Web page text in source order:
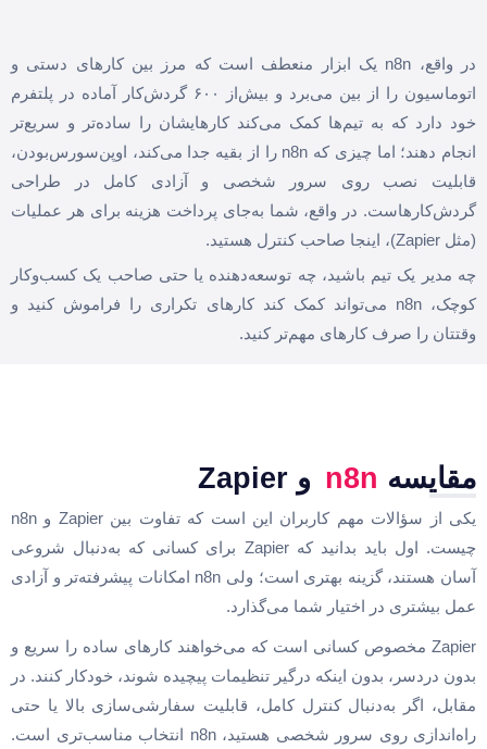
در واقع، n8n یک ابزار منعطف است که مرز بین کارهای دستی و
اتوماسیون را از بین می‌برد و بیش‌از ۶۰۰ گردش‌کار آماده در پلتفرم
خود دارد که به تیم‌ها کمک می‌کند کارهایشان را ساده‌تر و سریع‌تر
انجام دهند؛ اما چیزی که n8n را از بقیه جدا می‌کند، اوپن‌سورس‌بودن،
قابلیت نصب روی سرور شخصی و آزادی کامل در طراحی
گردش‌کارهاست. در واقع، شما به‌جای پرداخت هزینه برای هر عملیات
(مثل Zapier)، اینجا صاحب کنترل هستید.
چه مدیر یک تیم باشید، چه توسعه‌دهنده یا حتی صاحب یک کسب‌وکار
کوچک، n8n می‌تواند کمک کند کارهای تکراری را فراموش کنید و
وقتتان را صرف کارهای مهم‌تر کنید.
مقایسه n8n و Zapier
یکی از سؤالات مهم کاربران این است که تفاوت بین Zapier و n8n
چیست. اول باید بدانید که Zapier برای کسانی که به‌دنبال شروعی
آسان هستند، گزینه بهتری است؛ ولی n8n امکانات پیشرفته‌تر و آزادی
عمل بیشتری در اختیار شما می‌گذارد.
Zapier مخصوص کسانی است که می‌خواهند کارهای ساده را سریع و
بدون دردسر، بدون اینکه درگیر تنظیمات پیچیده شوند، خودکار کنند. در
مقابل، اگر به‌دنبال کنترل کامل، قابلیت سفارشی‌سازی بالا یا حتی
راه‌اندازی روی سرور شخصی هستید، n8n انتخاب مناسب‌تری است.